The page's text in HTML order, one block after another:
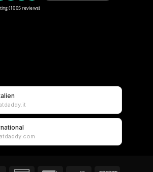
(1005 reviews)